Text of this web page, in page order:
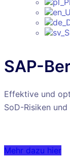
SAP-
Effektive und
SoD-Risiken
Mehr dazu hier